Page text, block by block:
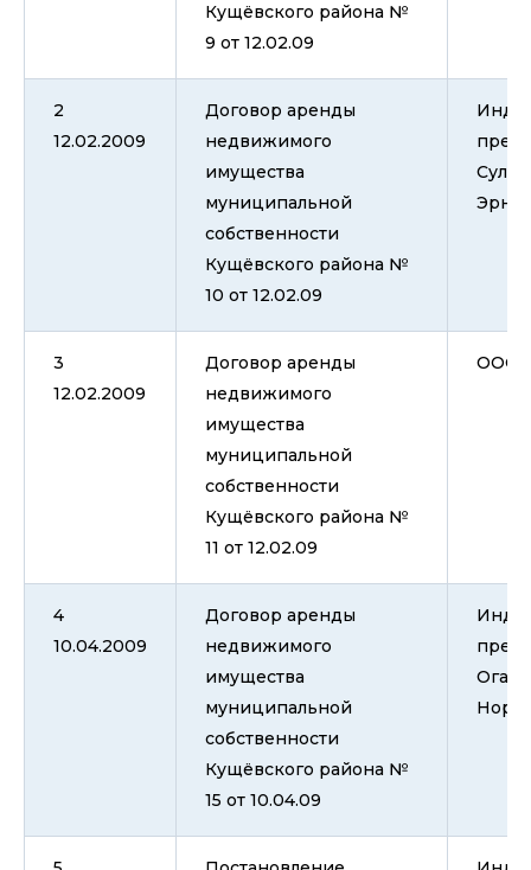
Кущёвского района №
9 от 12.02.09
2
12.02.2009
Договор аренды
недвижимого
имущества
муниципальной
собственности
Кущёвского района №
10 от 12.02.09
3
12.02.2009
Договор аренды
недвижимого
имущества
муниципальной
собственности
Кущёвского района №
11 от 12.02.09
ООО
4
10.04.2009
Договор аренды
недвижимого
имущества
муниципальной
собственности
Кущёвского района №
15 от 10.04.09